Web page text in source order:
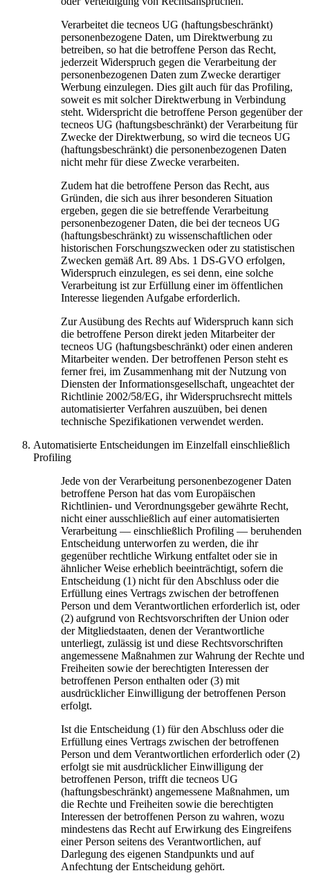
Verarbeitet die tecneos UG (haftungsbeschränkt)
personenbezogene Daten, um Direktwerbung zu
betreiben, so hat die betroffene Person das Recht,
jederzeit Widerspruch gegen die Verarbeitung der
personenbezogenen Daten zum Zwecke derartiger
Werbung einzulegen. Dies gilt auch für das Profiling,
soweit es mit solcher Direktwerbung in Verbindung
steht. Widerspricht die betroffene Person gegenüber der
tecneos UG (haftungsbeschränkt) der Verarbeitung für
Zwecke der Direktwerbung, so wird die tecneos UG
(haftungsbeschränkt) die personenbezogenen Daten
nicht mehr für diese Zwecke verarbeiten.
Zudem hat die betroffene Person das Recht, aus
Gründen, die sich aus ihrer besonderen Situation
ergeben, gegen die sie betreffende Verarbeitung
personenbezogener Daten, die bei der tecneos UG
(haftungsbeschränkt) zu wissenschaftlichen oder
historischen Forschungszwecken oder zu statistischen
Zwecken gemäß Art. 89 Abs. 1 DS-GVO erfolgen,
Widerspruch einzulegen, es sei denn, eine solche
Verarbeitung ist zur Erfüllung einer im öffentlichen
Interesse liegenden Aufgabe erforderlich.
Zur Ausübung des Rechts auf Widerspruch kann sich
die betroffene Person direkt jeden Mitarbeiter der
tecneos UG (haftungsbeschränkt) oder einen anderen
Mitarbeiter wenden. Der betroffenen Person steht es
ferner frei, im Zusammenhang mit der Nutzung von
Diensten der Informationsgesellschaft, ungeachtet der
Richtlinie 2002/58/EG, ihr Widerspruchsrecht mittels
automatisierter Verfahren auszuüben, bei denen
technische Spezifikationen verwendet werden.
Automatisierte Entscheidungen im Einzelfall einschließlich
Profiling
Jede von der Verarbeitung personenbezogener Daten
betroffene Person hat das vom Europäischen
Richtlinien- und Verordnungsgeber gewährte Recht,
nicht einer ausschließlich auf einer automatisierten
Verarbeitung — einschließlich Profiling — beruhenden
Entscheidung unterworfen zu werden, die ihr
gegenüber rechtliche Wirkung entfaltet oder sie in
ähnlicher Weise erheblich beeinträchtigt, sofern die
Entscheidung (1) nicht für den Abschluss oder die
Erfüllung eines Vertrags zwischen der betroffenen
Person und dem Verantwortlichen erforderlich ist, oder
(2) aufgrund von Rechtsvorschriften der Union oder
der Mitgliedstaaten, denen der Verantwortliche
unterliegt, zulässig ist und diese Rechtsvorschriften
angemessene Maßnahmen zur Wahrung der Rechte und
Freiheiten sowie der berechtigten Interessen der
betroffenen Person enthalten oder (3) mit
ausdrücklicher Einwilligung der betroffenen Person
erfolgt.
Ist die Entscheidung (1) für den Abschluss oder die
Erfüllung eines Vertrags zwischen der betroffenen
Person und dem Verantwortlichen erforderlich oder (2)
erfolgt sie mit ausdrücklicher Einwilligung der
betroffenen Person, trifft die tecneos UG
(haftungsbeschränkt) angemessene Maßnahmen, um
die Rechte und Freiheiten sowie die berechtigten
Interessen der betroffenen Person zu wahren, wozu
mindestens das Recht auf Erwirkung des Eingreifens
einer Person seitens des Verantwortlichen, auf
Darlegung des eigenen Standpunkts und auf
Anfechtung der Entscheidung gehört.